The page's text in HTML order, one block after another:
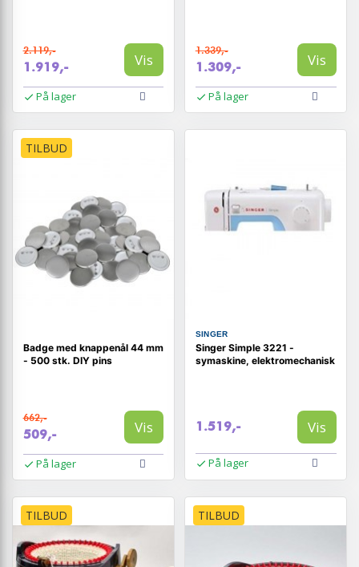
2.119,-
1.919,- Vis
På lager
1.339,-
1.309,- Vis
På lager
TILBUD
Badge med knappenål 44 mm
- 500 stk. DIY pins
662,-
509,- Vis
På lager
SINGER
Singer Simple 3221 -
symaskine, elektromechanisk
1.519,- Vis
På lager
TILBUD TILBUD